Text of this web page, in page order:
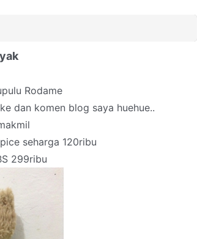
Rodame
dan komen blog saya huehue..
seharga 120ribu
299ribu